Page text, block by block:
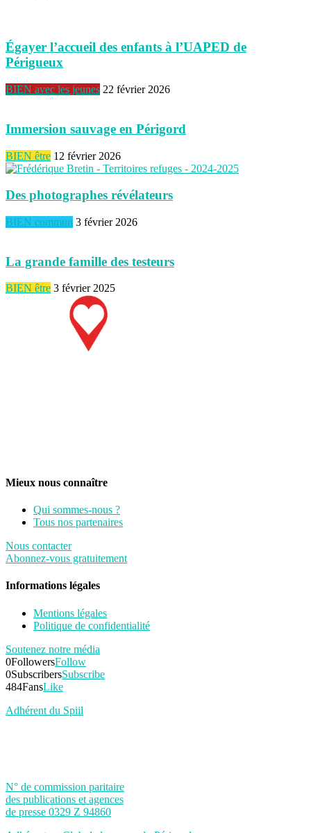
Égayer l’accueil des enfants à l’UAPED de
Périgueux
BIEN avec les jeunes 22 février 2026
Immersion sauvage en Périgord
BIEN être 12 février 2026
Des photographes révélateurs
BIEN commun 3 février 2026
La grande famille des testeurs
BIEN être 3 février 2025
Mieux nous connaître
Qui sommes-nous ?
Tous nos partenaires
Nous contacter
Abonnez-vous gratuitement
Informations légales
Mentions légales
Politique de confidentialité
Soutenez notre média
0FollowersFollow
0SubscribersSubscribe
484FansLike
Adhérent du Spiil
N° de commission paritaire
des publications et agences
de presse 0329 Z 94860